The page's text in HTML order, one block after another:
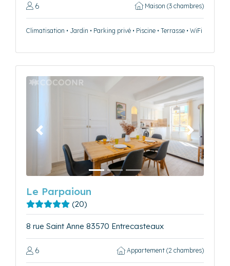
6 Maison (3 chambres)
Climatisation • Jardin • Parking privé • Piscine • Terrasse • WiFi
Précédent Suivant
Le Parpaioun
(20)
8 rue Saint Anne 83570 Entrecasteaux
6 Appartement (2 chambres)